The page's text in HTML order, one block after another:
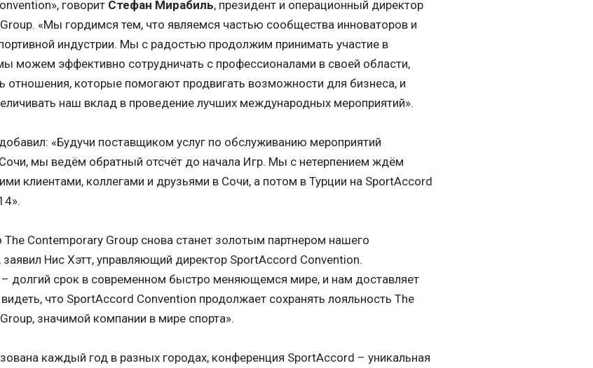
говорит Стефан Мирабиль, президент и операционный директор
«Мы гордимся тем, что являемся частью сообщества инноваторов и
индустрии. Мы с радостью продолжим принимать участие в
можем эффективно сотрудничать с профессионалами в своей области,
отношения, которые помогают продвигать возможности для бизнеса, и
наш вклад в проведение лучших международных мероприятий».
«Будучи поставщиком услуг по обслуживанию мероприятий
мы ведём обратный отсчёт до начала Игр. Мы с нетерпением ждём
клиентами, коллегами и друзьями в Сочи, а потом в Турции на SportAccord
Contemporary Group снова станет золотым партнером нашего
заявил Нис Хэтт, управляющий директор SportAccord Convention.
– долгий срок в современном быстро меняющемся мире, и нам доставляет
что SportAccord Convention продолжает сохранять лояльность The
значимой компании в мире спорта».
каждый год в разных городах, конференция SportAccord – уникальная